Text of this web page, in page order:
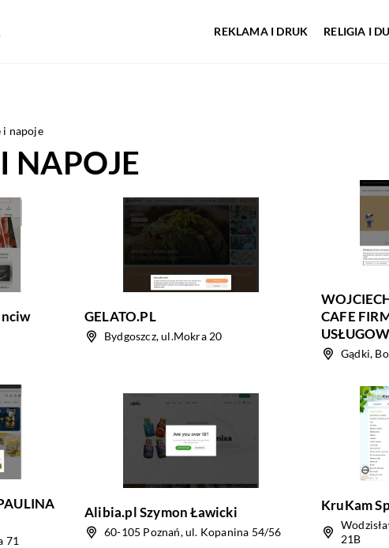
REKLAMA I DRUK RELIGIA I
i napoje
NAPOJE
GELATO.PL
Bydgoszcz, ul.Mokra 20
CAFE
Gądki,
71
Alibia.pl Szymon Ławicki
60-105 Poznań, ul. Kopanina 54/56
KruKam
21B